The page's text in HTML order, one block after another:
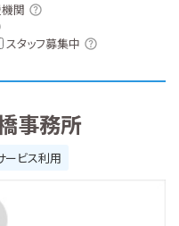
関
スタッフ募集中
事務所
ービス利用